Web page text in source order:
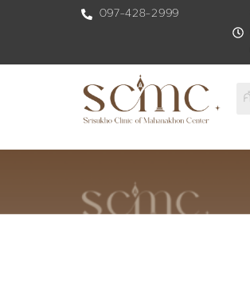
content
097-428-2999